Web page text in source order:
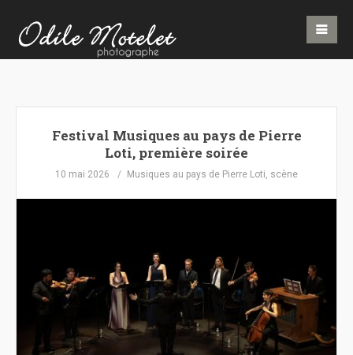
Festival Musiques au pays de Pierre
Loti, première soirée
10 mai 2026 Musiques au pays de Pierre Loti, scène